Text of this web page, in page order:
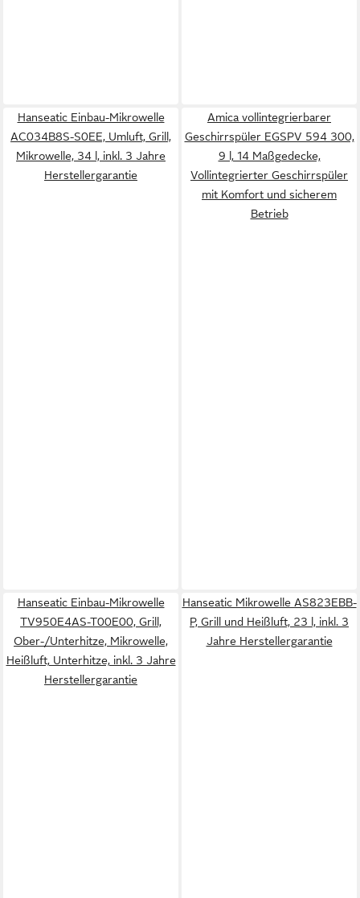
Hanseatic Einbau-Mikrowelle
AC034B8S-S0EE, Umluft, Grill,
Mikrowelle, 34 l, inkl. 3 Jahre
Herstellergarantie
Amica vollintegrierbarer
Geschirrspüler EGSPV 594 300,
9 l, 14 Maßgedecke,
Vollintegrierter Geschirrspüler
mit Komfort und sicherem
Betrieb
Hanseatic Einbau-Mikrowelle
TV950E4AS-T00E00, Grill,
Ober-/Unterhitze, Mikrowelle,
Heißluft, Unterhitze, inkl. 3 Jahre
Herstellergarantie
Hanseatic Mikrowelle AS823EBB-
P, Grill und Heißluft, 23 l, inkl. 3
Jahre Herstellergarantie